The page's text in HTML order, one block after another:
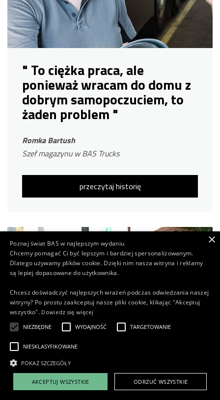
" To ciężka praca, ale
ponieważ wracam do domu z
dobrym samopoczuciem, to
żaden problem "
Romka Bartush
Szef magazynu w BAS Trucks
przeczytaj historię
×
Poznaj świat BAS w najlepszym wydaniu
Chcemy pomagać Ci być lepszym i bardziej spersonalizowanym.
Dlatego używamy plików cookie. Dzięki nim nasza witryna i reklamy
są lepiej dopasowane do użytkownika.
Chcesz doświadczyć najlepszych wrażeń podczas odwiedzania naszej
witryny? Po prostu zaakceptuj nasze pliki cookie, klikając "Akceptuj
wszystko". Dowiedz się więcej
NIEZBĘDNE WYDAJNOŚĆ TARGETOWANIE
NIESKLASYFIKOWANE
POKAŻ SZCZEGÓŁY
AKCEPTUJ WSZYSTKIE ODRZUĆ WSZYSTKIE